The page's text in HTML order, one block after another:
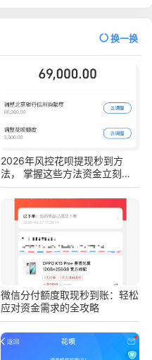
换一换
2026年风控花呗提现秒到方
法， 掌握这些方法资金立刻到
手
微信分付额度取现秒到账：轻松
应对资金需求的全攻略